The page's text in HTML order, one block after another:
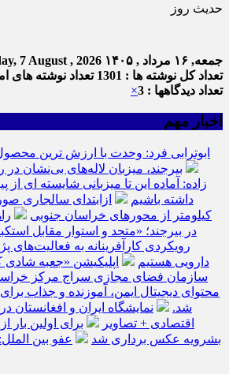
حدیث روز
جمعه, ۱۶ مرداد , ۱۴۰۵ 7 August , 2026
تعداد کل نوشته ها : 1301
تعداد نوشته های
تعداد دیدگاهها : 3
×
اخبار مهم
ابوترابی فرد: وحدت با ارزش ترین
بیرجند، میزبان لاله‌های بی‌نشان در
زاده: آماده این تا میزبانی شایسته ای
داشته باشیم
کیلومتر از محورهای خراسان جنوبی
در بیرجند؛ «متحد و استوار مقابل
رویکردی کارآفرینانه به فعالیت‌های
دارویی هستیم
اپلیکیشن «جعبه
سازمان فضای مجازی سراج مرکز
محتوای دیجیتال ایمن، آموزنده و جذاب
شد.
نمایشگاه ایران و افغانستان
اقتصادی + تصاویر
برای اولین بار
بشرویه عکس برداری شد
عفو بین الملل: